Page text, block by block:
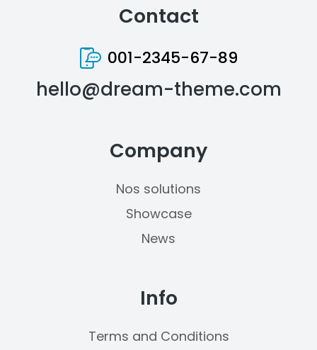
Contact
001-2345-67-89
hello@dream-theme.com
Company
Nos solutions
Showcase
News
Info
Terms and Conditions